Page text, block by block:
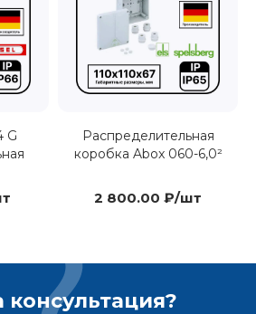
G
Распределительная
коробка Abox 060-6,0²
2 800.00 ₽/шт